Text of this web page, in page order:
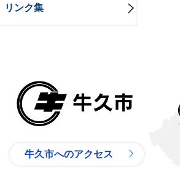
リンク集
牛久市へのアクセス